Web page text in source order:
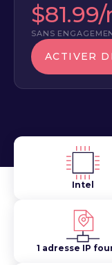
SANS
ACTIVER
Intel
1 adresse IP